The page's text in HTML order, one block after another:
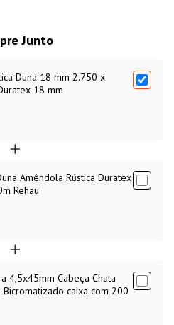
fabricado 100% com madeira de
Junto
Duna 18 mm 2.750 x
18 mm
Amêndola Rústica Duratex
Rehau
4,5x45mm Cabeça Chata
caixa com 200